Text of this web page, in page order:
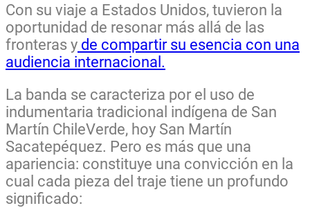
Con su viaje a Estados Unidos, tuvieron la
oportunidad de resonar más allá de las
fronteras y de compartir su esencia con una
audiencia internacional.
La banda se caracteriza por el uso de
indumentaria tradicional indígena de San
Martín ChileVerde, hoy San Martín
Sacatepéquez. Pero es más que una
apariencia: constituye una convicción en la
cual cada pieza del traje tiene un profundo
significado: